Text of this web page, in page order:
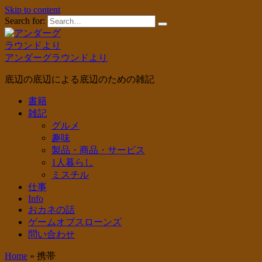
Skip to content
Search for:
アンダーグラウンドより
底辺の底辺による底辺のための雑記
書籍
雑記
グルメ
趣味
製品・商品・サービス
1人暮らし
ミスチル
仕事
Info
おカネの話
ゲームオブスローンズ
問い合わせ
Home » 携帯